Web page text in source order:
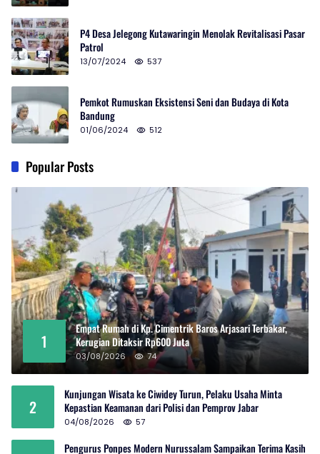
P4 Desa Jelegong Kutawaringin Menolak Revitalisasi Pasar
Patrol
13/07/2024 537
Pemkot Rumuskan Eksistensi Seni dan Budaya di Kota
Bandung
01/06/2024 512
Popular Posts
1
Empat Rumah di Kp. Cimentrik Baros Arjasari Terbakar,
Kerugian Ditaksir Rp600 Juta
03/08/2026 74
2
Kunjungan Wisata ke Ciwidey Turun, Pelaku Usaha Minta
Kepastian Keamanan dari Polisi dan Pemprov Jabar
04/08/2026 57
Pengurus Ponpes Modern Nurussalam Sampaikan Terima Kasih